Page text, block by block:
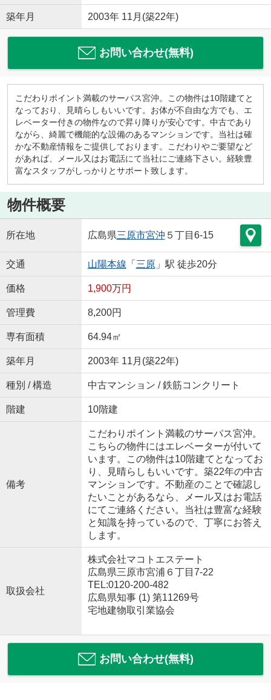
築年月 2003年 11月(築22年)
お問い合わせ(無料)
こだわりポイント満載のサーパス宮沖。この物件は10階建てと
なっており、見晴らしもいいです。お体が不自由な方でも、エ
レベーター付きの物件なので昇り降りが安心です。中古であり
ながら、綺麗で機能的な設備のあるマンションです。当社は確
かな不動産情報をご提供しております。こだわりやご要望など
があれば、メール又はお電話にて当社にご連絡下さい。経験豊
富なスタッフがしっかりとサポート致します。
物件概要
所在地 広島県三原市宮沖 ５丁目6-15
交通 山陽本線 「 三原」駅 徒歩20分
価格 1,900万円
管理費 8,200円
専有面積 64.94㎡
築年月 2003年 11月(築22年)
種別 / 構造 中古マンション / 鉄筋コンクリート
階建 10階建
備考
こだわりポイント満載のサーパス宮沖。
こちらの物件にはエレベーターが付いて
います。この物件は10階建てとなってお
り、見晴らしもいいです。築22年の中古
マンションです。不動産のことで確認し
たいことがあるなら、メール又はお電話
にてご連絡ください。当社は豊富な経験
と知識を持っているので、丁寧にお答え
します。
取扱会社
株式会社マコトエステート
広島県三原市宮浦６丁目7-22
TEL:0120-200-482
広島県知事 (1) 第11269号
宅地建物取引業協会
お問い合わせ(無料)